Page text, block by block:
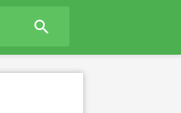
search